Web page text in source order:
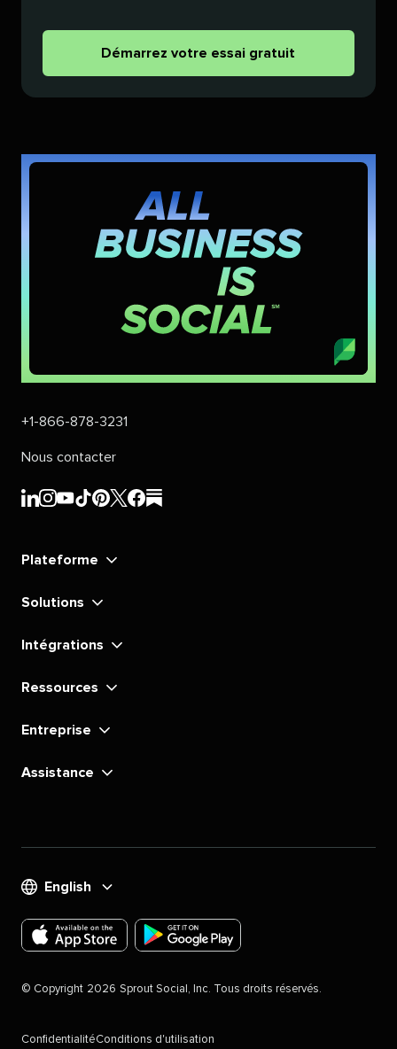
Démarrez votre essai gratuit​​
+1-866-878-3231​​
Nous contacter​​
Sprout
LinkedIn​​
Sprout
Instagram​​
Sprout
YouTube​​
Sprout
TikTok​​
Sprout
Sprout
Sprout
Sprout
Plateforme​​
Solutions​​
Intégrations​​
Ressources​​
Entreprise​​
Assistance​​
English​​
l'application
Social
l'application
Social
©​​ Copyright​​ 2026​​ Sprout Social, Inc. Tous droits réservés.​​
Confidentialité​​ Conditions d'utilisation​​